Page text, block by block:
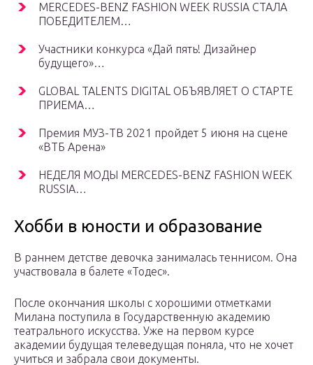
MERCEDES-BENZ FASHION WEEK RUSSIA СТАЛА
ПОБЕДИТЕЛЕМ…
Участники конкурса «Дай пять! Дизайнер
будущего»…
GLOBAL TALENTS DIGITAL ОБЪЯВЛЯЕТ О СТАРТЕ
ПРИЕМА…
Премия МУЗ-ТВ 2021 пройдет 5 июня на сцене
«ВТБ Арена»
НЕДЕЛЯ МОДЫ MERCEDES-BENZ FASHION WEEK
RUSSIA…
Хобби в юности и образование
В раннем детстве девочка занималась теннисом. Она
участвовала в балете «Тодес».
После окончания школы с хорошими отметками
Милана поступила в Государственную академию
театрального искусства. Уже на первом курсе
академии будущая телеведущая поняла, что не хочет
учиться и забрала свои документы.